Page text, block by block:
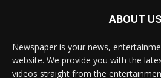
ABOUT US
Newspaper is your news,
website. We provide you with the
videos straight from the